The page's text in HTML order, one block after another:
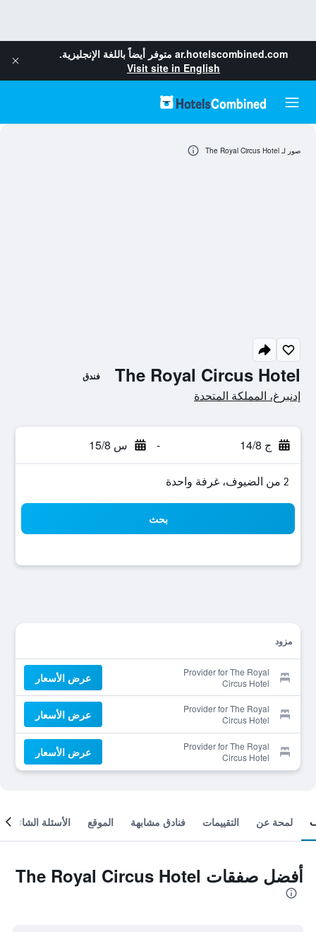
ar.hotelscombined.com متوفر أيضاً باللغة الإنجليزية.
Visit site in English
The Royal Circus Hotel فندق
0 نجمةإدنبرغ، المملكة المتحدة
ج 14/8 - س 15/8
2 من الضيوف، غرفة واحدة
بحث
مزود
Provider for The Royal
Circus Hotel
عرض الأسعار
Provider for The Royal
Circus Hotel
عرض الأسعار
Provider for The Royal
Circus Hotel
عرض الأسعار
صور لـ The Royal Circus Hotel
لمحة عن التقييمات فنادق مشابهة الموقع الأسئلة الشائعة
أفضل صفقات The Royal Circus Hotel